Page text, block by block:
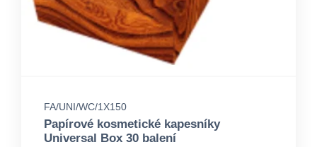
FA/UNI/WC/1X150
Papírové kosmetické kapesníky
Universal Box 30 balení